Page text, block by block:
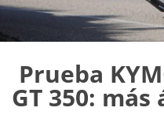
Prueba
GT 350: